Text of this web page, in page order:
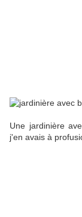
Une jardinière
j'en avais à